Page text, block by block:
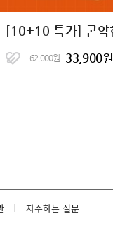
62,000원 33,900원
자주하는 질문